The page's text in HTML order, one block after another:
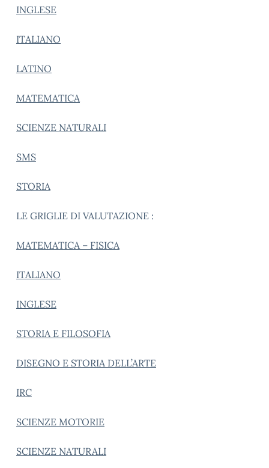
INGLESE
ITALIANO
LATINO
MATEMATICA
SCIENZE NATURALI
SMS
STORIA
LE GRIGLIE DI VALUTAZIONE :
MATEMATICA – FISICA
ITALIANO
INGLESE
STORIA E FILOSOFIA
DISEGNO E STORIA DELL’ARTE
IRC
SCIENZE MOTORIE
SCIENZE NATURALI